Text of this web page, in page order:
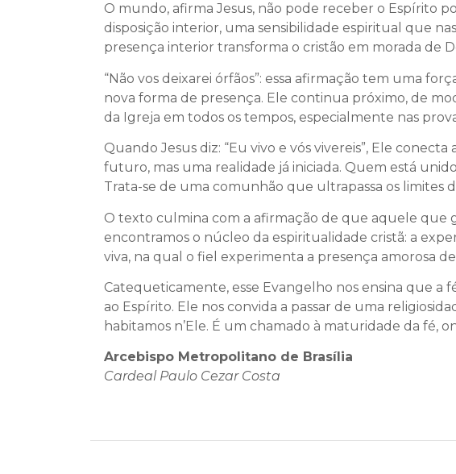
O mundo, afirma Jesus, não pode receber o Espírito
disposição interior, uma sensibilidade espiritual que
presença interior transforma o cristão em morada de
“Não vos deixarei órfãos”: essa afirmação tem uma
nova forma de presença. Ele continua próximo, de
da Igreja em todos os tempos, especialmente nas
Quando Jesus diz: “Eu vivo e vós vivereis”, Ele
futuro, mas uma realidade já iniciada. Quem está
Trata-se de uma comunhão que ultrapassa os limites
O texto culmina com a afirmação de que aquele que
encontramos o núcleo da espiritualidade cristã: a
viva, na qual o fiel experimenta a presença amorosa
Catequeticamente, esse Evangelho nos ensina que a
ao Espírito. Ele nos convida a passar de uma
habitamos n’Ele. É um chamado à maturidade da fé,
Arcebispo Metropolitano de Brasília
Cardeal Paulo Cezar Costa